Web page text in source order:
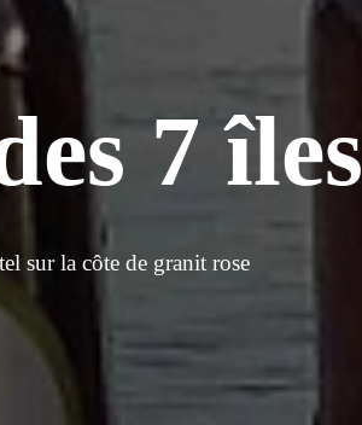
7 îles
sur la côte de granit rose